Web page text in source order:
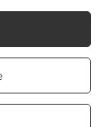
VAT).